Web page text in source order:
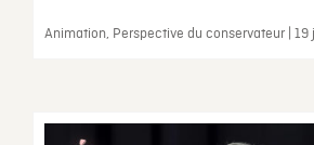
Animation, Perspective du conservateur | 19